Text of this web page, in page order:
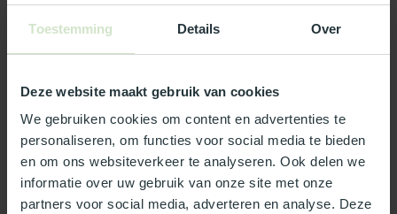
Toestemming Details Over
Deze website maakt gebruik van cookies
We gebruiken cookies om content en advertenties te
personaliseren, om functies voor social media te bieden
en om ons websiteverkeer te analyseren. Ook delen we
informatie over uw gebruik van onze site met onze
partners voor social media, adverteren en analyse. Deze
Neem contact op
Productomschrijving
Specificaties
Reviews